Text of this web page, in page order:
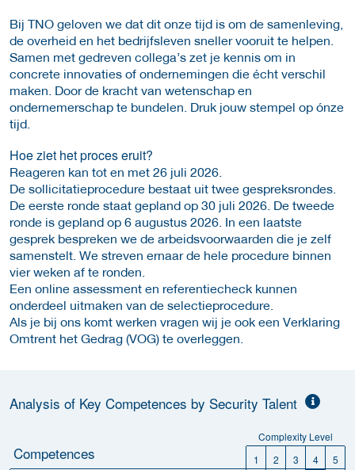
Bij TNO geloven we dat dit onze tijd is om de samenleving,
de overheid en het bedrijfsleven sneller vooruit te helpen.
Samen met gedreven collega’s zet je kennis om in
concrete innovaties of ondernemingen die écht verschil
maken. Door de kracht van wetenschap en
ondernemerschap te bundelen. Druk jouw stempel op ónze
tijd.
Hoe ziet het proces eruit?
Reageren kan tot en met 26 juli 2026.
De sollicitatieprocedure bestaat uit twee gespreksrondes.
De eerste ronde staat gepland op 30 juli 2026. De tweede
ronde is gepland op 6 augustus 2026. In een laatste
gesprek bespreken we de arbeidsvoorwaarden die je zelf
samenstelt. We streven ernaar de hele procedure binnen
vier weken af te ronden.
Een online assessment en referentiecheck kunnen
onderdeel uitmaken van de selectieprocedure.
Als je bij ons komt werken vragen wij je ook een Verklaring
Omtrent het Gedrag (VOG) te overleggen.
Analysis of Key Competences by Security Talent
Complexity Level
Competences 1 2 3 4 5